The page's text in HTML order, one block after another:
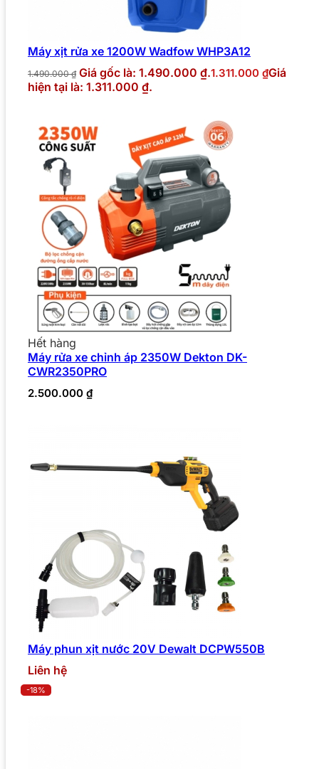
Máy xịt rửa xe 1200W Wadfow WHP3A12
1.490.000₫ Giá gốc là: 1.490.000 ₫.1.311.000 ₫Giá
hiện tại là: 1.311.000 ₫.
Hết hàng
Máy rửa xe chỉnh áp 2350W Dekton DK-
CWR2350PRO
2.500.000 ₫
Máy phun xịt nước 20V Dewalt DCPW550B
Liên hệ
-18%